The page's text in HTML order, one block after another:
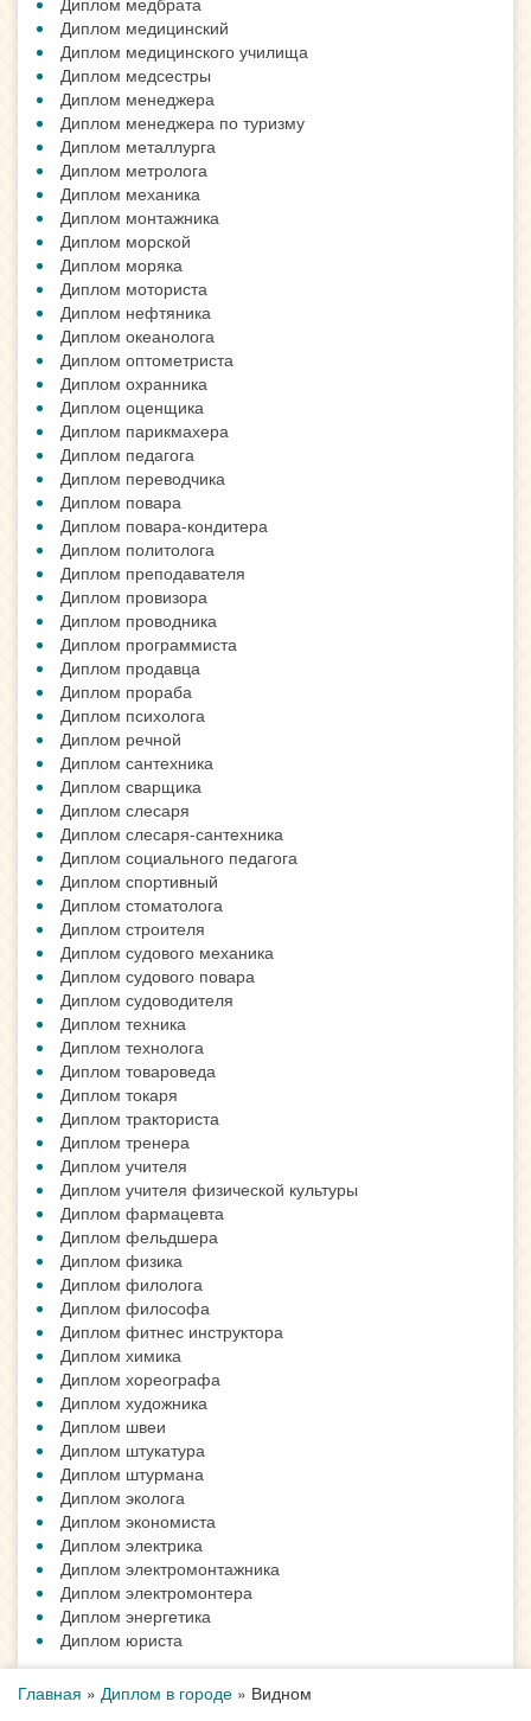
Диплом медицинский
Диплом медицинского училища
Диплом медсестры
Диплом менеджера
Диплом менеджера по туризму
Диплом металлурга
Диплом метролога
Диплом механика
Диплом монтажника
Диплом морской
Диплом моряка
Диплом моториста
Диплом нефтяника
Диплом океанолога
Диплом оптометриста
Диплом охранника
Диплом оценщика
Диплом парикмахера
Диплом педагога
Диплом переводчика
Диплом повара
Диплом повара-кондитера
Диплом политолога
Диплом преподавателя
Диплом провизора
Диплом проводника
Диплом программиста
Диплом продавца
Диплом прораба
Диплом психолога
Диплом речной
Диплом сантехника
Диплом сварщика
Диплом слесаря
Диплом слесаря-сантехника
Диплом социального педагога
Диплом спортивный
Диплом стоматолога
Диплом строителя
Диплом судового механика
Диплом судового повара
Диплом судоводителя
Диплом техника
Диплом технолога
Диплом товароведа
Диплом токаря
Диплом тракториста
Диплом тренера
Диплом учителя
Диплом учителя физической культуры
Диплом фармацевта
Диплом фельдшера
Диплом физика
Диплом филолога
Диплом философа
Диплом фитнес инструктора
Диплом химика
Диплом хореографа
Диплом художника
Диплом швеи
Диплом штукатура
Диплом штурмана
Диплом эколога
Диплом экономиста
Диплом электрика
Диплом электромонтажника
Диплом электромонтера
Диплом энергетика
Диплом юриста
Главная » Диплом в городе » Видном